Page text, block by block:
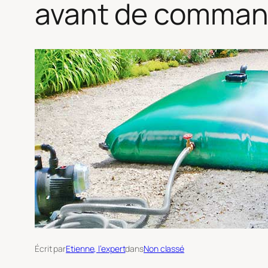
avant de
Écrit parEtienne, l’expertdansNon classé